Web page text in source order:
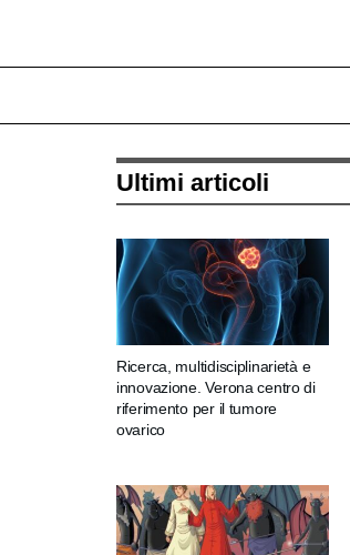
Ultimi articoli
Ricerca, multidisciplinarietà e
innovazione. Verona centro di
riferimento per il tumore
ovarico